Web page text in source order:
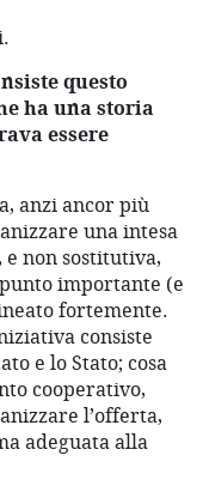
questo
ha una storia
essere
anzi ancor più
una intesa
non sostitutiva,
importante (e
fortemente.
consiste
e lo Stato; cosa
cooperativo,
l’offerta,
adeguata alla